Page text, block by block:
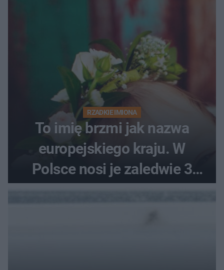
RZADKIE IMIONA
To imię brzmi jak nazwa
europejskiego kraju. W
Polsce nosi je zaledwie 3